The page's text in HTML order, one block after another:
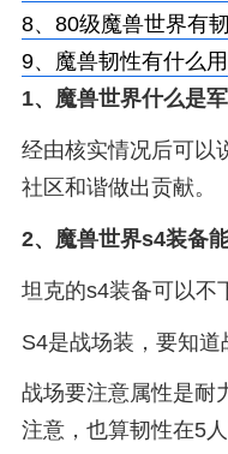
8、 80级魔兽世界有
9、
魔兽韧性有什么用
1、 魔兽世界什么是
经由核实情况后可以
社区和谐做出贡献。
2、 魔兽世界s4装备
坦克的s4装备可以不
S4是战场装，要知道
战场要注意属性是耐
注意，也算韧性在5